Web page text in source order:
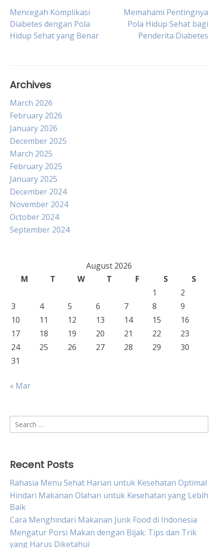
Post
navigation
Mencegah Komplikasi
Diabetes dengan Pola
Hidup Sehat yang Benar
Memahami Pentingnya
Pola Hidup Sehat bagi
Penderita Diabetes
Archives
March 2026
February 2026
January 2026
December 2025
March 2025
February 2025
January 2025
December 2024
November 2024
October 2024
September 2024
August 2026
M
T W T F S
S
1
2
3
4 5 6 7 8
9
10
11 12 13 14 15
16
17
18 19 20 21 22
23
24
25 26 27 28 29
30
31
« Mar
Search
for:
Recent Posts
Rahasia Menu Sehat Harian untuk Kesehatan Optimal
Hindari Makanan Olahan untuk Kesehatan yang Lebih
Baik
Cara Menghindari Makanan Junk Food di Indonesia
Mengatur Porsi Makan dengan Bijak: Tips dan Trik
yang Harus Diketahui